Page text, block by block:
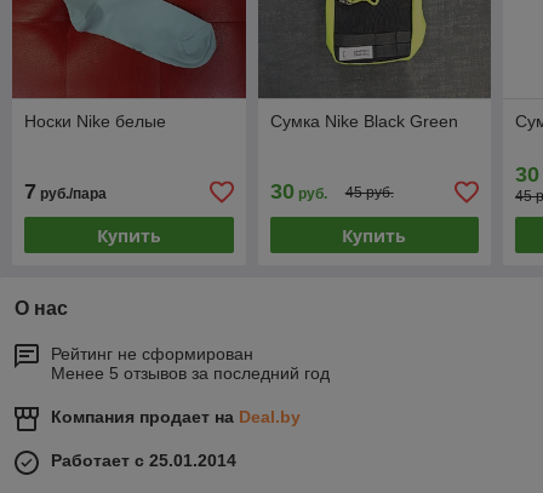
Носки Nike белые
7 руб./пара
Купить
Сумка Nike Black Green
30руб. 45 руб.
Купить
30
45
О нас
Рейтинг не сформирован
Менее 5 отзывов за последний год
Компания продает на Deal.by
Работает с 25.01.2014